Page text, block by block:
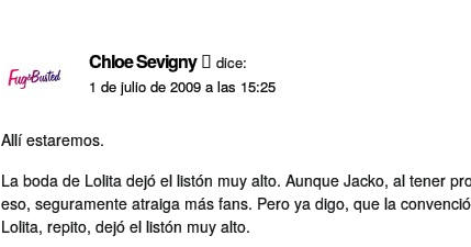
Chloe Sevigny
dice:
1 de julio de 2009 a las 15:25
Allí­ estaremos.
La boda de Lolita dejó el listón muy alto. Aunque Jacko, al tener
eso, seguramente atraiga más fans. Pero ya digo, que la
Lolita, repito, dejó el listón muy alto.